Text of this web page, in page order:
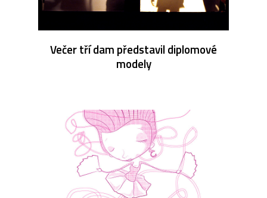
Večer tří dam představil diplomové
modely